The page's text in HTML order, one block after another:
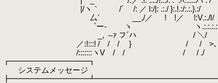
|/ヽ｀ /´ /: ／ l:/|: .:./ }:.!.:/:.:.}.:/
厶' __,/／ ! !／ !:V.:./l/
`ー‐ ヽ ヽ
_, -‐ｧ フ´ハ / ＼/
／:!:::! / / / } / / >､
/:::::::ヽV / / / / ./ ｀
┏━━━━━━━━━━┓
システムメッセージ